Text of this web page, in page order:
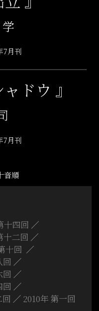
7月刊
ドウ 』
7月刊
音順
十四回
十二回
十回
回
回
回
回 2010年 第一回